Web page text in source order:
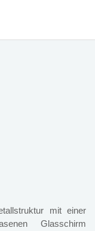
mit einer
Glasschirm